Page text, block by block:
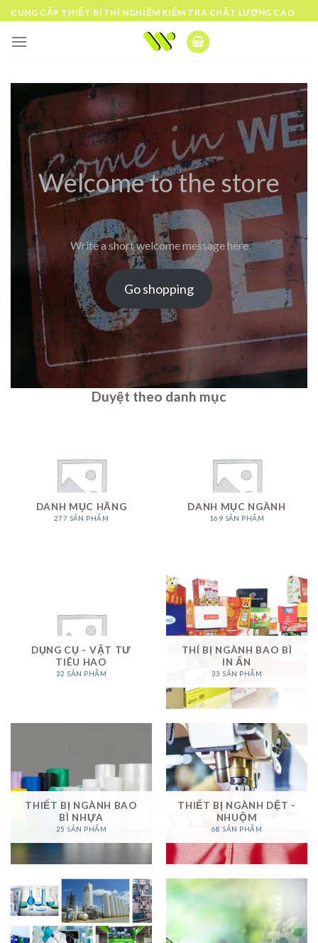
Skip
to
content
CUNG CẤP THIẾT BỊ THÍ NGHIỆM KIỂM TRA CHẤT LƯỢNG CAO
Welcome to the store
Write a short welcome message here
Go shopping
Duyệt theo danh mục
DANH MỤC HÃNG
277 SẢN PHẨM
DANH MỤC NGÀNH
169 SẢN PHẨM
DỤNG CỤ - VẬT TƯ
TIÊU HAO
32 SẢN PHẨM
THÍ BỊ NGÀNH BAO BÌ
IN ẤN
33 SẢN PHẨM
THIẾT BỊ NGÀNH BAO
BÌ NHỰA
25 SẢN PHẨM
THIẾT BỊ NGÀNH DỆT -
NHUỘM
68 SẢN PHẨM